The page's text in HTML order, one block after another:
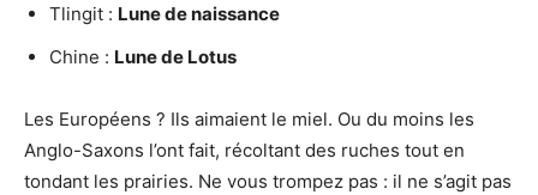
Tlingit : Lune de naissance
Chine : Lune de Lotus
Les Européens ? Ils aimaient le miel. Ou du moins les
Anglo-Saxons l’ont fait, récoltant des ruches tout en
tondant les prairies. Ne vous trompez pas : il ne s’agit pas